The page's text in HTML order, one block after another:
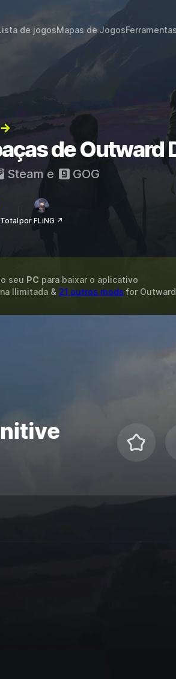
de jogosMapas de Jogos
→
de Outward
Steam e GOG
por FLiNG ↗
seu PC para baixar o aplicativo
Ilimitada & 21 outros mods for